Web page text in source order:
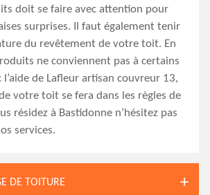
doit se faire avec attention pour
surprises. Il faut également tenir
du revêtement de votre toit. En
ne conviennent pas à certains
de Lafleur artisan couvreur 13,
votre toit se fera dans les règles de
résidez à Bastidonne n’hésitez pas
services.
DE TOITURE